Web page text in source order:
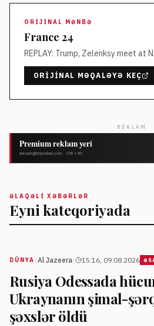
ORIJINAL MƏNBƏ
France 24
REPLAY: Trump, Zelenksy meet at
ORIJINAL MƏQALƏYƏ KEÇ
REKLAM
ƏLAQƏLI XƏBƏRLƏR
Eyni kateqoriyada
DÜNYA Al Jazeera 15:16, 09.08.2026
Rusiya Odessada
Ukraynanın şimal-
şəxslər öldü